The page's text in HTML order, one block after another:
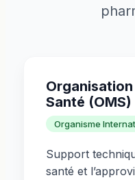
Santé (OMS)
Organisme
Support
santé et